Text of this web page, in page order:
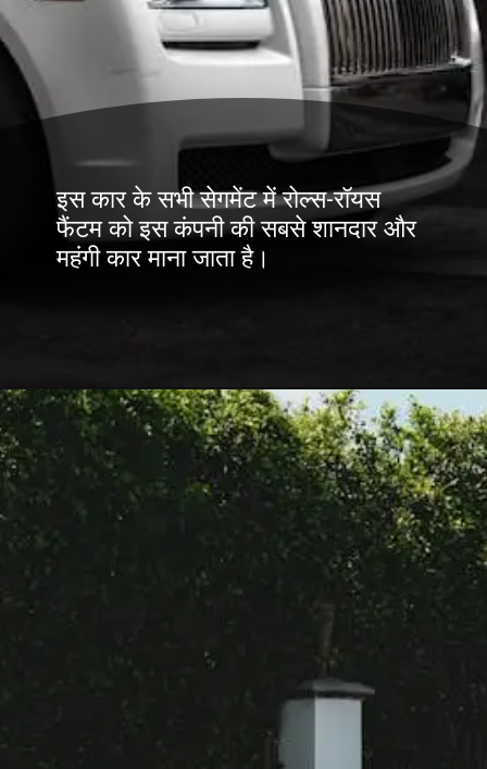
इस कार के सभी सेगमेंट में रोल्स-रॉयस
फैंटम को इस कंपनी की सबसे शानदार और
महंगी कार माना जाता है।